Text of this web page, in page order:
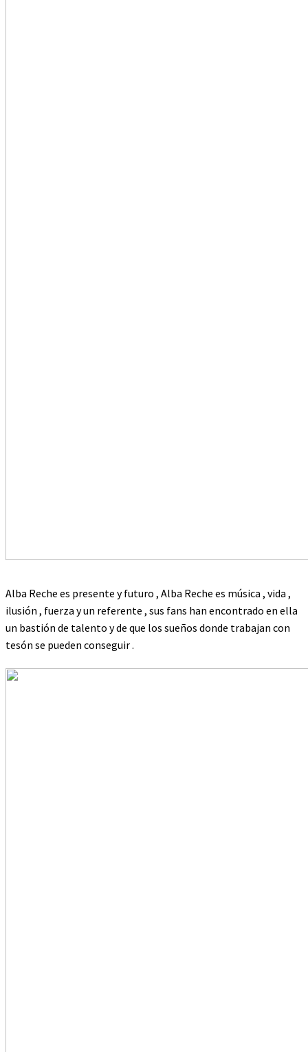
Alba Reche es presente y futuro , Alba Reche es música , vida ,
ilusión , fuerza y un referente , sus fans han encontrado en ella
un bastión de talento y de que los sueños donde trabajan con
tesón se pueden conseguir .